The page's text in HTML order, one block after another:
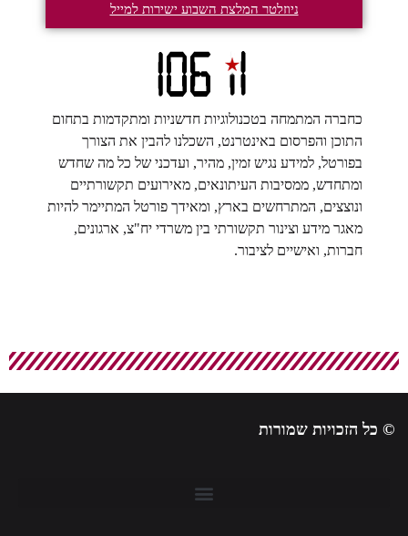
ניוזלטר המלצת השבוע ישירות למייל
כחברה המתמחה בטכנולוגיות חדשניות ומתקדמות בתחום
התוכן והפרסום באינטרנט, השכלנו להבין את הצורך
בפורטל, למידע נגיש זמין, מהיר, ועדכני של כל מה שחדש
ומתחדש, ממסיבות העיתונאים, מאירועים תקשורתיים
ונוצצים, המתרחשים בארץ, ומאידך פורטל המתיימר להיות
מאגר מידע וצינור תקשורתי בין משרדי יח"צ, ארגונים,
חברות, ואישיים לציבור.
© כל הזכויות שמורות